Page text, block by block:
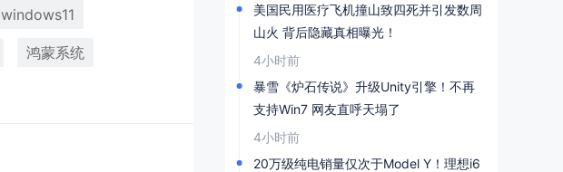
windows11
鸿蒙系统
美国民用医疗飞机撞山致四死并引发数周
山火 背后隐藏真相曝光！
4小时前
暴雪《炉石传说》升级Unity引擎！不再
支持Win7 网友直呼天塌了
4小时前
20万级纯电销量仅次于Model Y！理想i6